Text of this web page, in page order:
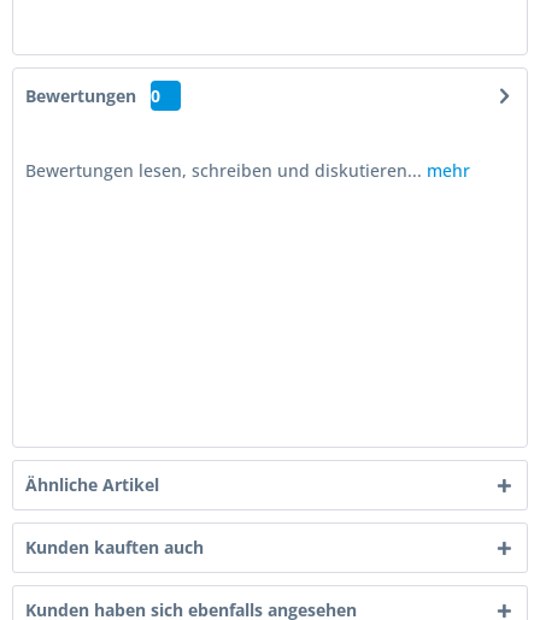
Bewertungen 0
Bewertungen lesen, schreiben und diskutieren... mehr
Ähnliche Artikel
Kunden kauften auch
Kunden haben sich ebenfalls angesehen